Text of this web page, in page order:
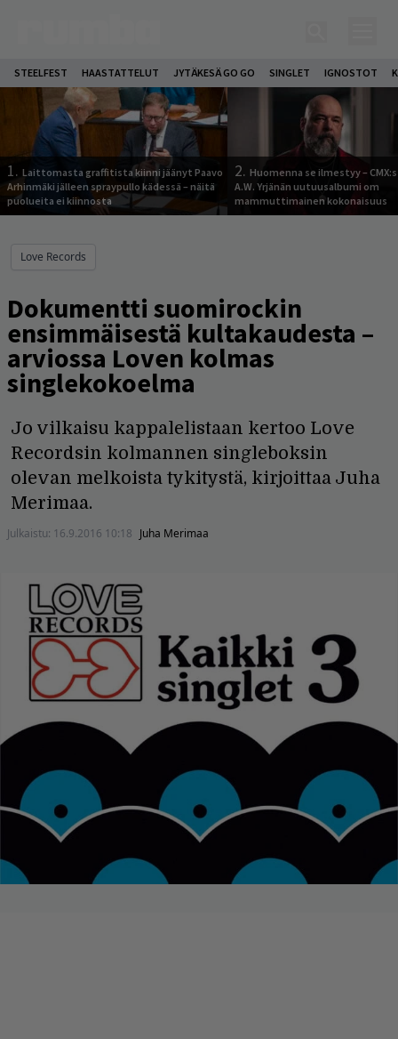
STEELFEST HAASTATTELUT JYTÄKESÄ GO GO SINGLET IGNOSTOT
1. Laittomasta graffitista kiinni jäänyt Paavo
Arhinmäki jälleen spraypullo kädessä – näitä
puolueita ei kiinnosta
2. Huomenna se ilmestyy –
A.W. Yrjänän uutuusalbumi om
mammuttimainen kokonaisuus
Love Records
Dokumentti suomirockin
ensimmäisestä kultakaudesta –
arviossa Loven kolmas
singlekokoelma
Jo vilkaisu kappalelistaan kertoo Love
Recordsin kolmannen singleboksin
olevan melkoista tykitystä, kirjoittaa Juha
Merimaa.
Julkaistu: 16.9.2016 10:18 Juha Merimaa